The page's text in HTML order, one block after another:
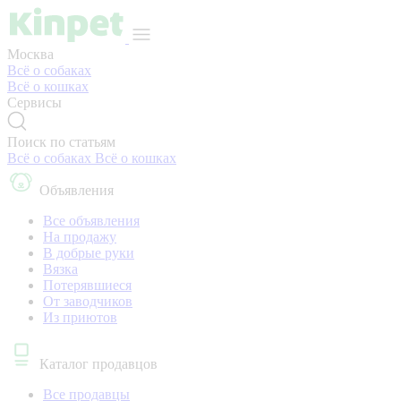
Москва
Всё о собаках
Всё о кошках
Сервисы
Поиск по статьям
Всё о собаках Всё о кошках
Объявления
Все объявления
На продажу
В добрые руки
Вязка
Потерявшиеся
От заводчиков
Из приютов
Каталог продавцов
Все продавцы